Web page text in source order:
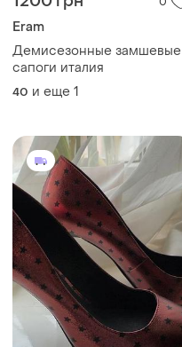
Eram
Демисезонные замшевые
сапоги италия
40 и еще 1